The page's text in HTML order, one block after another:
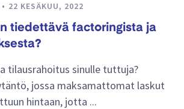
22 KESÄKUU, 2022
tiedettävä factoringista ja
tilausrahoitus sinulle tuttuja?
jossa maksamattomat laskut
hintaan, jotta ...